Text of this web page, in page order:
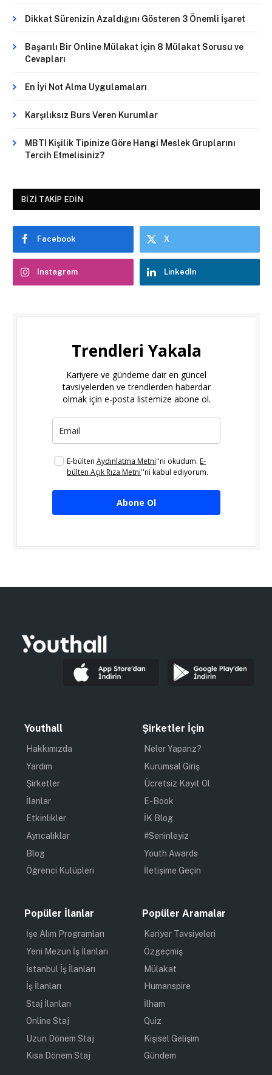
Dikkat Sürenizin Azaldığını Gösteren 3 Önemli İşaret
Başarılı Bir Online Mülakat İçin 8 Mülakat Sorusu ve
Cevapları
En İyi Not Alma Uygulamaları
Karşılıksız Burs Veren Kurumlar
MBTI Kişilik Tipinize Göre Hangi Meslek Gruplarını
Tercih Etmelisiniz?
BIZI TAKIP EDIN
Facebook X
Instagram LinkedIn
Trendleri Yakala
Kariyere ve gündeme dair en güncel
tavsiyelerden ve trendlerden haberdar
olmak için e-posta listemize abone ol.
E-bülten Aydınlatma Metni''ni okudum. E-
bülten Açık Rıza Metni''ni kabul ediyorum.
Abone Ol
Youthall
Hakkımızda
Yardım
Şirketler
İlanlar
Etkinlikler
Ayrıcalıklar
Blog
Öğrenci Kulüpleri
Şirketler İçin
Neler Yaparız?
Kurumsal Giriş
Ücretsiz Kayıt Ol
E-Book
İK Blog
#Seninleyiz
Youth Awards
İletişime Geçin
Popüler İlanlar
İşe Alım Programları
Yeni Mezun İş İlanları
İstanbul İş İlanları
İş İlanları
Staj İlanları
Online Staj
Uzun Dönem Staj
Kısa Dönem Staj
Popüler Aramalar
Kariyer Tavsiyeleri
Özgeçmiş
Mülakat
Humanspire
İlham
Quiz
Kişisel Gelişim
Gündem